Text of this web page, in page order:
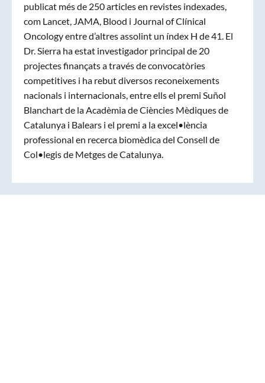
publicat més de 250 articles en revistes indexades,
com Lancet, JAMA, Blood i Journal of Clínical
Oncology entre d’altres assolint un índex H de 41. El
Dr. Sierra ha estat investigador principal de 20
projectes finançats a través de convocatòries
competitives i ha rebut diversos reconeixements
nacionals i internacionals, entre ells el premi Suñol
Blanchart de la Acadèmia de Ciències Mèdiques de
Catalunya i Balears i el premi a la excel•lència
professional en recerca biomèdica del Consell de
Col•legis de Metges de Catalunya.